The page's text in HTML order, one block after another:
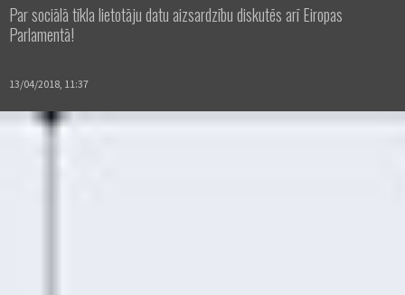
Par sociālā tīkla lietotāju datu aizsardzību diskutēs arī Eiropas
Parlamentā!
13/04/2018, 11:37